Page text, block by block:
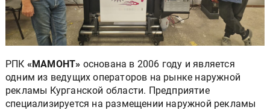
РПК «МАМОНТ» основана в 2006 году и является
одним из ведущих операторов на рынке наружной
рекламы Курганской области. Предприятие
специализируется на размещении наружной рекламы